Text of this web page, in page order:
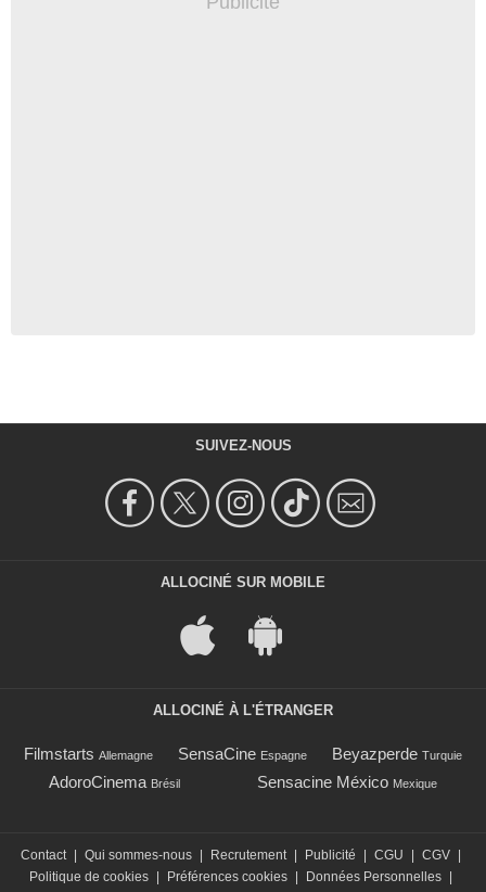
SUIVEZ-NOUS
ALLOCINÉ SUR MOBILE
ALLOCINÉ À L'ÉTRANGER
Filmstarts Allemagne SensaCine Espagne Beyazperde Turquie
AdoroCinema Brésil Sensacine México Mexique
Contact Qui sommes-nous Recrutement Publicité CGU CGV
Politique de cookies
Préférences cookies Données Personnelles